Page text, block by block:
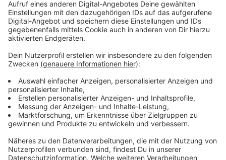
bevölkerungsreichsten Bundesland noch stagniert. Die
nun erwartete Erholung fällt also moderat aus - ist
aber ein wichtiges Signal nach schwierigen Jahren.
Anzeige
Industrie bleibt Schwachstelle
Anzeige
Dass NRW etwas hinter dem Bundesschnitt
zurückbleibt, führen die Forscher vor allem auf die